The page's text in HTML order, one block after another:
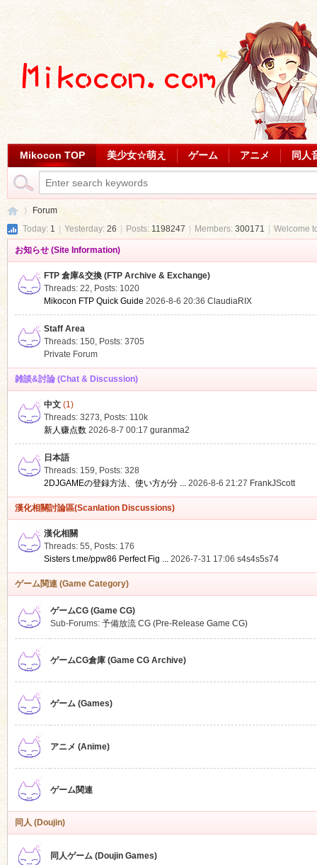
Mikocon TOP 美少女☆萌え ゲーム アニメ 同人
Forum
Today: 1 Yesterday: 26 Posts:1198247 Members: 300171 Welcome
お知らせ (Site Information)
FTP 倉庫&交換 (FTP Archive & Exchange)
Threads: 22, Posts: 1020
Mikocon FTP Quick Guide 2026-8-6 20:36 ClaudiaRIX
Staff Area
Threads: 150, Posts: 3705
Private Forum
雑談&討論 (Chat & Discussion)
中文(1)
Threads: 3273, Posts: 110k
新人赚点数 2026-8-7 00:17 guranma2
日本語
Threads: 159, Posts: 328
2DJGAMEの登録方法、使い方が分 ... 2026-8-6 21:27 FrankJScott
漢化相關討論區(Scanlation Discussions)
漢化相關
Threads: 55, Posts: 176
Sisters t.me/ppw86 Perfect Fig ... 2026-7-31 17:06 s4s4s5s74
ゲーム関連 (Game Category)
ゲームCG (Game CG)
Sub-Forums: 予備放流 CG (Pre-Release Game CG)
ゲームCG倉庫 (Game CG Archive)
ゲーム (Games)
アニメ (Anime)
ゲーム関連
同人 (Doujin)
同人ゲーム (Doujin Games)